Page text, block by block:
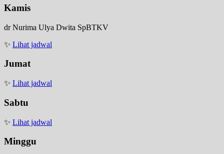
Kamis
dr Nurima Ulya Dwita SpBTKV
✨ Lihat jadwal
Jumat
✨ Lihat jadwal
Sabtu
✨ Lihat jadwal
Minggu